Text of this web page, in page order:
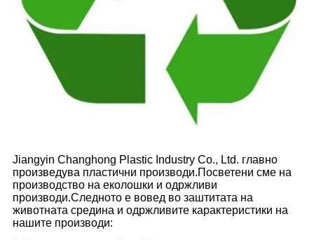
Jiangyin Changhong Plastic Industry Co., Ltd. главно
произведува пластични производи.Посветени сме на
производство на еколошки и одржливи
производи.Следното е вовед во заштитата на
животната средина и одржливите карактеристики на
нашите производи: